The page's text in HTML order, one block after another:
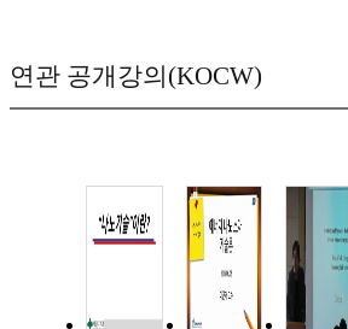
연관 공개강의(KOCW)